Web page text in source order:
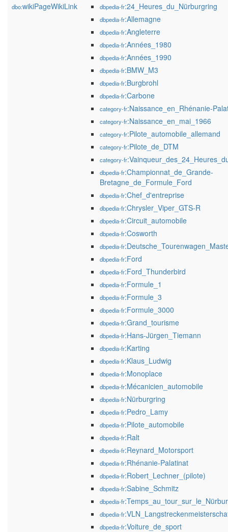
dbo:wikiPageWikiLink dbpedia-fr:24_Heures_du_Nürburgring
dbpedia-fr:Allemagne
dbpedia-fr:Angleterre
dbpedia-fr:Années_1980
dbpedia-fr:Années_1990
dbpedia-fr:BMW_M3
dbpedia-fr:Burgbrohl
dbpedia-fr:Carbone
category-fr:Naissance_en_Rhénanie-
category-fr:Naissance_en_mai_1966
category-fr:Pilote_automobile_allemand
category-fr:Pilote_de_DTM
category-fr
dbpedia-fr:Championnat_de_Grande-
Bretagne_de_Formule_Ford
dbpedia-fr:Chef_d'entreprise
dbpedia-fr:Chrysler_Viper_GTS-R
dbpedia-fr:Circuit_automobile
dbpedia-fr:Cosworth
dbpedia-fr
dbpedia-fr:Ford
dbpedia-fr:Ford_Thunderbird
dbpedia-fr:Formule_1
dbpedia-fr:Formule_3
dbpedia-fr:Formule_3000
dbpedia-fr:Grand_tourisme
dbpedia-fr:Hans-Jürgen_Tiemann
dbpedia-fr:Karting
dbpedia-fr:Klaus_Ludwig
dbpedia-fr:Monoplace
dbpedia-fr:Mécanicien_automobile
dbpedia-fr:Nürburgring
dbpedia-fr:Pedro_Lamy
dbpedia-fr:Pilote_automobile
dbpedia-fr:Ralt
dbpedia-fr:Reynard_Motorsport
dbpedia-fr:Rhénanie-Palatinat
dbpedia-fr:Robert_Lechner_(pilote)
dbpedia-fr:Sabine_Schmitz
dbpedia-fr
dbpedia-fr
dbpedia-fr:Voiture_de_sport